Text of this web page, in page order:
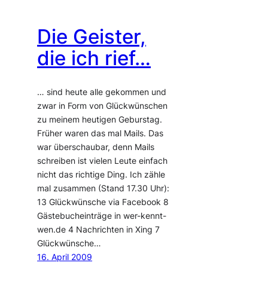
Die Geister,
die ich rief…
… sind heute alle gekommen und
zwar in Form von Glückwünschen
zu meinem heutigen Geburstag.
Früher waren das mal Mails. Das
war überschaubar, denn Mails
schreiben ist vielen Leute einfach
nicht das richtige Ding. Ich zähle
mal zusammen (Stand 17.30 Uhr):
13 Glückwünsche via Facebook 8
Gästebucheinträge in wer-kennt-
wen.de 4 Nachrichten in Xing 7
Glückwünsche…
16. April 2009